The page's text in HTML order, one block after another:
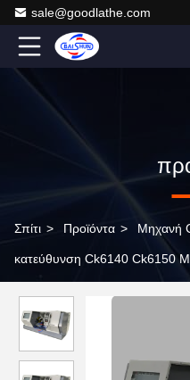
sale@goodlathe.com
Σπίτι > Προϊόντα > Μηχανή
κατεύθυνση Ck6140 Ck6150